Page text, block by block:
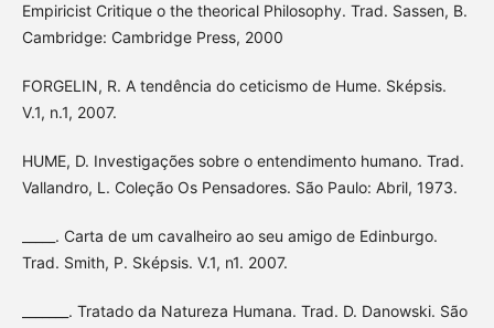
Empiricist Critique o the theorical Philosophy. Trad. Sassen, B.
Cambridge: Cambridge Press, 2000
FORGELIN, R. A tendência do ceticismo de Hume. Sképsis.
V.1, n.1, 2007.
HUME, D. Investigações sobre o entendimento humano. Trad.
Vallandro, L. Coleção Os Pensadores. São Paulo: Abril, 1973.
_____. Carta de um cavalheiro ao seu amigo de Edinburgo.
Trad. Smith, P. Sképsis. V.1, n1. 2007.
_______. Tratado da Natureza Humana. Trad. D. Danowski. São